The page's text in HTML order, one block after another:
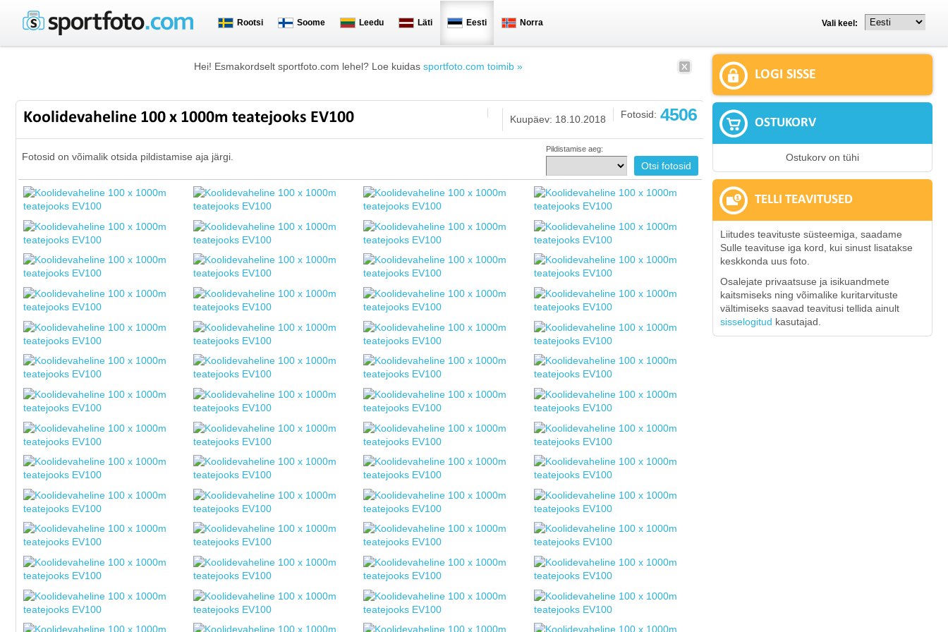
Rootsi Soome Leedu Läti Eesti Norra Vali keel:
Hei! Esmakordselt sportfoto.com lehel? Loe kuidas sportfoto.com toimib »
Koolidevaheline 100 x 1000m teatejooks EV100 Fotosid: 4506
Kuupäev: 18.10.2018
Fotosid on võimalik otsida pildistamise aja järgi.
Pildistamise aeg:
LOGI SISSE
OSTUKORV
Ostukorv on tühi
TELLI TEAVITUSED
Liitudes teavituste süsteemiga, saadame
Sulle teavituse iga kord, kui sinust lisatakse
keskkonda uus foto.
Osalejate privaatsuse ja isikuandmete
kaitsmiseks ning võimalike kuritarvituste
vältimiseks saavad teavitusi tellida ainult
sisselogitud kasutajad.